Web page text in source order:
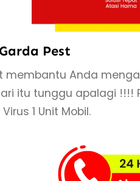
Pest
membantu Anda
itu tunggu apalagi !!!!
1 Unit Mobil.